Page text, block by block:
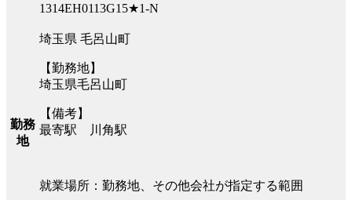
1314EH0113G15★1-N
勤務
地
埼玉県 毛呂山町
【勤務地】
埼玉県毛呂山町
【備考】
最寄駅 川角駅
就業場所：勤務地、その他会社が指定する範囲